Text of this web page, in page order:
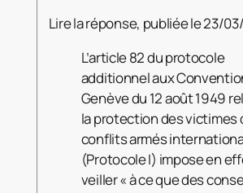
Lire la réponse, publiée le 23/
L’article 82 du protocole
additionnel aux
Genève du 12 août 1949
la protection des victimes
conflits armés
(Protocole I) impose en
veiller « à ce que des